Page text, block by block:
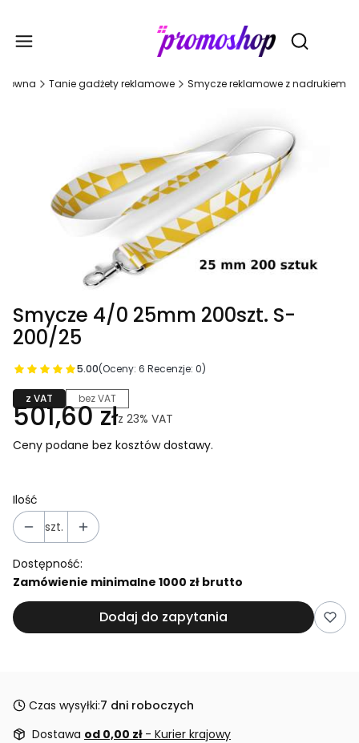
Otwórz
Tanie gadżety reklamowe Smycze reklamowe z nadrukiem
Smycze 4/0 25mm 200szt. S-
200/25
5.00(Oceny: 6 Recenzje: 0)
z VAT bez VAT
501,60 złz 23% VAT
Ceny podane bez kosztów dostawy.
Ilość
szt.
Dostępność:
Zamówienie minimalne 1000 zł brutto
Dodaj do zapytania
Czas wysyłki:7 dni roboczych
Dostawa od 0,00 zł - Kurier krajowy